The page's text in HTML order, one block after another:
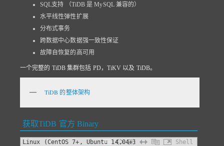
SQL支持 （TiDB 是 MySQL 兼容的）
水平线性弹性扩展
分布式事务
跨数据中心数据强一致性保证
故障自恢复的高可用
一个完整的 TiDB 集群包括 PD，TiKV 以及 TiDB。
TiDB 的整体架构
获取TiDB 官方 Binary
Linux (CentOS 7+, Ubuntu 14.04+)
Shell